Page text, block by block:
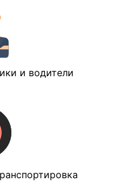
и водители